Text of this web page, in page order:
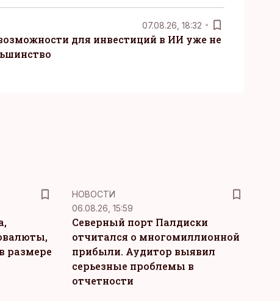
07.08.26, 18:32
для инвестиций в ИИ уже не
размере
НОВОСТИ
06.08.26, 15:59
Северный порт Палдиски
отчитался о многомиллионной
прибыли. Аудитор выявил
серьезные проблемы в
отчетности